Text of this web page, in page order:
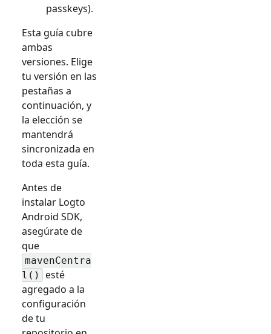
passkeys).
Esta guía cubre
ambas
versiones. Elige
tu versión en las
pestañas a
continuación, y
la elección se
mantendrá
sincronizada en
toda esta guía.
Antes de
instalar Logto
Android SDK,
asegúrate de
que
mavenCentra
l()
esté
agregado a la
configuración
de tu